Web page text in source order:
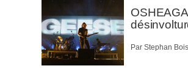
Par Stephan